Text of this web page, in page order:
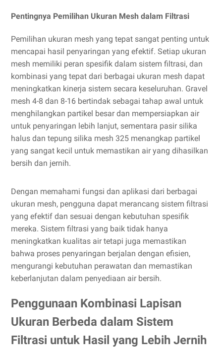
Pentingnya Pemilihan Ukuran Mesh dalam Filtrasi
Pemilihan ukuran mesh yang tepat sangat penting untuk
mencapai hasil penyaringan yang efektif. Setiap ukuran
mesh memiliki peran spesifik dalam sistem filtrasi, dan
kombinasi yang tepat dari berbagai ukuran mesh dapat
meningkatkan kinerja sistem secara keseluruhan. Gravel
mesh 4-8 dan 8-16 bertindak sebagai tahap awal untuk
menghilangkan partikel besar dan mempersiapkan air
untuk penyaringan lebih lanjut, sementara pasir silika
halus dan tepung silika mesh 325 menangkap partikel
yang sangat kecil untuk memastikan air yang dihasilkan
bersih dan jernih.
Dengan memahami fungsi dan aplikasi dari berbagai
ukuran mesh, pengguna dapat merancang sistem filtrasi
yang efektif dan sesuai dengan kebutuhan spesifik
mereka. Sistem filtrasi yang baik tidak hanya
meningkatkan kualitas air tetapi juga memastikan
bahwa proses penyaringan berjalan dengan efisien,
mengurangi kebutuhan perawatan dan memastikan
keberlanjutan dalam penyediaan air bersih.
Penggunaan Kombinasi Lapisan
Ukuran Berbeda dalam Sistem
Filtrasi untuk Hasil yang Lebih Jernih